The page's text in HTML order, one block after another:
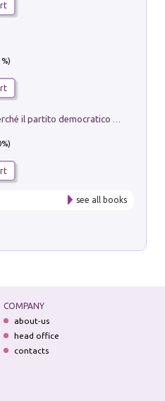
see all books
COMPANY
about-us
head office
contacts